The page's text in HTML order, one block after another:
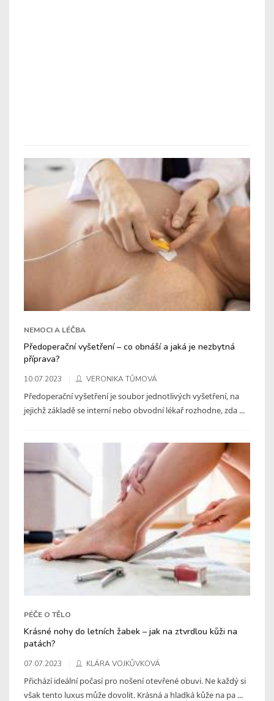
NEMOCI A LÉČBA
Předoperační vyšetření – co obnáší a jaká je nezbytná
příprava?
10.07.2023 VERONIKA TŮMOVÁ
Předoperační vyšetření je soubor jednotlivých vyšetření, na
jejichž základě se interní nebo obvodní lékař rozhodne, zda ...
PÉČE O TĚLO
Krásné nohy do letních žabek – jak na ztvrdlou kůži na
patách?
07.07.2023 KLÁRA VOJKŮVKOVÁ
Přichází ideální počasí pro nošení otevřené obuvi. Ne každý si
však tento luxus může dovolit. Krásná a hladká kůže na pa ...